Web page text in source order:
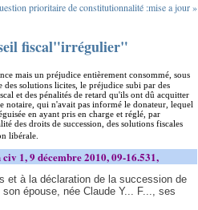
prioritaire de constitutionnalité :mise a jour »
fiscal"irrégulier"
mais un préjudice entièrement consommé, sous
solutions licites, le préjudice subi par des
et des pénalités de retard qu'ils ont dû acquitter
notaire, qui n'avait pas informé le donateur, lequel
en ayant pris en charge et réglé, par
des droits de succession, des solutions fiscales
libérale.
1, 9 décembre 2010, 09-16.531,
et à la déclaration de la succession de
épouse, née Claude Y... F..., ses